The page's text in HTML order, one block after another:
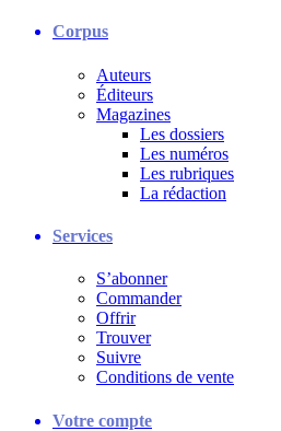
Corpus
Auteurs
Éditeurs
Magazines
Les dossiers
Les numéros
Les rubriques
La rédaction
Services
S’abonner
Commander
Offrir
Trouver
Suivre
Conditions de vente
Votre compte